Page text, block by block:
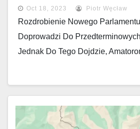
Oct 18, 2023 Piotr Węcław
Rozdrobienie Nowego
Doprowadzi Do
Jednak Do Tego Dojdzie,